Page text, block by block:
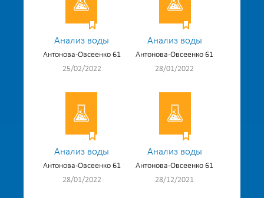
Анализ воды
Антонова-Овсеенко 61
25/02/2022
Анализ воды
Антонова-Овсеенко 61
28/01/2022
Анализ воды
Антонова-Овсеенко 61
28/01/2022
Анализ воды
Антонова-Овсеенко 61
28/12/2021